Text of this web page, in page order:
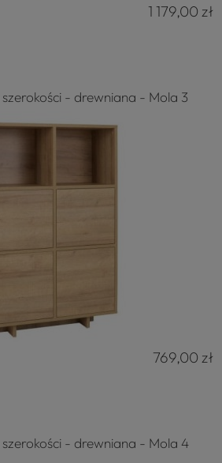
1 179,00 zł
- drewniana - Mola 3
769,00 zł
- drewniana - Mola 4